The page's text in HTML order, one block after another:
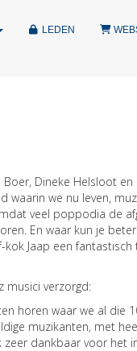
LEDEN
Dineke Helsloot en
we nu leven,
veel poppodia de
En waar kun je
Jaap een
musici verzorgd:
horen waar we al die
muzikanten, met
dankbaar voor het